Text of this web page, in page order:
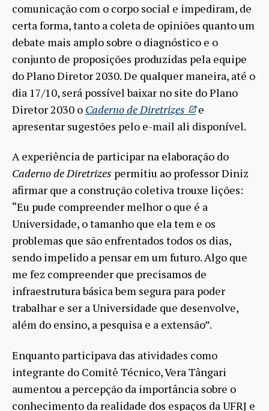
comunicação com o corpo social e impediram, de
certa forma, tanto a coleta de opiniões quanto um
debate mais amplo sobre o diagnóstico e o
conjunto de proposições produzidas pela equipe
do Plano Diretor 2030. De qualquer maneira, até o
dia 17/10, será possível baixar no site do Plano
Diretor 2030 o Caderno de Diretrizes
e
apresentar sugestões pelo e-mail ali disponível.
A experiência de participar na elaboração do
Caderno de Diretrizes permitiu ao professor Diniz
afirmar que a construção coletiva trouxe lições:
“Eu pude compreender melhor o que é a
Universidade, o tamanho que ela tem e os
problemas que são enfrentados todos os dias,
sendo impelido a pensar em um futuro. Algo que
me fez compreender que precisamos de
infraestrutura básica bem segura para poder
trabalhar e ser a Universidade que desenvolve,
além do ensino, a pesquisa e a extensão”.
Enquanto participava das atividades como
integrante do Comitê Técnico, Vera Tângari
aumentou a percepção da importância sobre o
conhecimento da realidade dos espaços da UFRJ e